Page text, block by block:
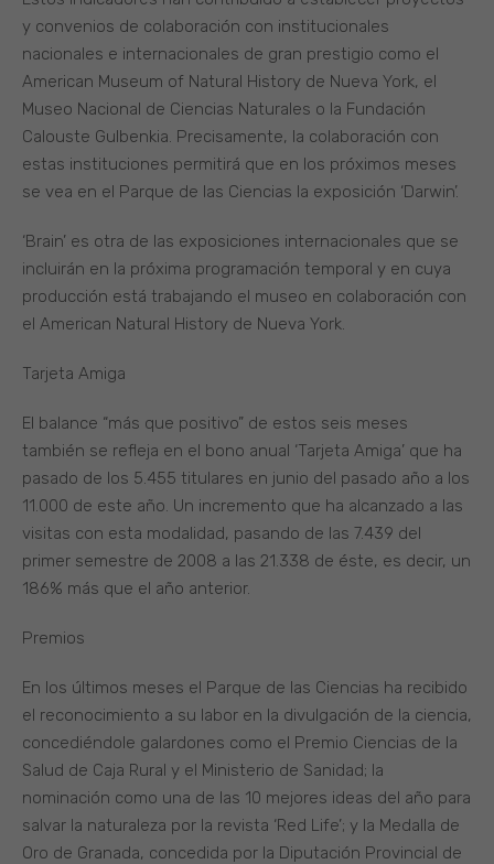
y convenios de colaboración con institucionales
nacionales e internacionales de gran prestigio como el
American Museum of Natural History de Nueva York, el
Museo Nacional de Ciencias Naturales o la Fundación
Calouste Gulbenkia. Precisamente, la colaboración con
estas instituciones permitirá que en los próximos meses
se vea en el Parque de las Ciencias la exposición ‘Darwin’.
‘Brain’ es otra de las exposiciones internacionales que se
incluirán en la próxima programación temporal y en cuya
producción está trabajando el museo en colaboración con
el American Natural History de Nueva York.
Tarjeta Amiga
El balance “más que positivo” de estos seis meses
también se refleja en el bono anual ‘Tarjeta Amiga’ que ha
pasado de los 5.455 titulares en junio del pasado año a los
11.000 de este año. Un incremento que ha alcanzado a las
visitas con esta modalidad, pasando de las 7.439 del
primer semestre de 2008 a las 21.338 de éste, es decir, un
186% más que el año anterior.
Premios
En los últimos meses el Parque de las Ciencias ha recibido
el reconocimiento a su labor en la divulgación de la ciencia,
concediéndole galardones como el Premio Ciencias de la
Salud de Caja Rural y el Ministerio de Sanidad; la
nominación como una de las 10 mejores ideas del año para
salvar la naturaleza por la revista ‘Red Life’; y la Medalla de
Oro de Granada, concedida por la Diputación Provincial de